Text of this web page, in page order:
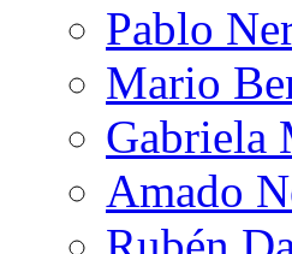
Pablo
Mario
Gabriela
Amado